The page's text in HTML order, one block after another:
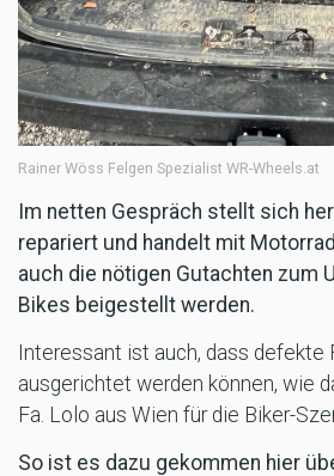
Rainer Wöss Felgen Spezialist WR-Wheels.at
Im netten Gespräch stellt sich
repariert und handelt mit
auch die nötigen Gutachten zum
Bikes beigestellt werden.
Interessant ist auch, dass defekte
ausgerichtet werden können, wie
Fa. Lolo aus Wien für die Biker-
So ist es dazu gekommen hier